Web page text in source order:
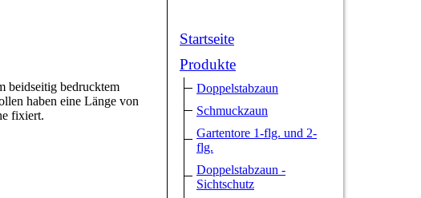
beidseitig bedrucktem
haben eine Länge von
fixiert.
Startseite
Produkte
Doppelstabzaun
Schmuckzaun
Gartentore 1-flg. und 2-
flg.
Doppelstabzaun -
Sichtschutz